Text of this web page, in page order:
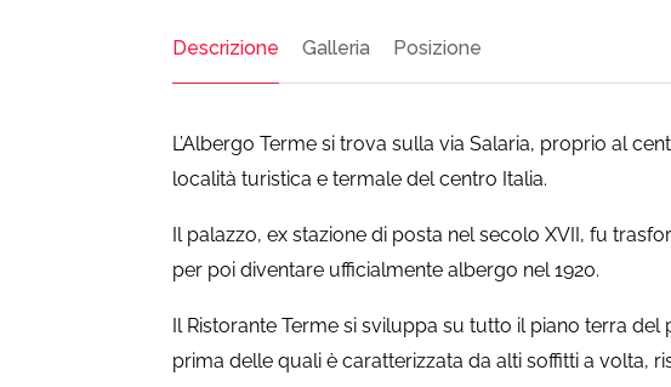
Descrizione Galleria Posizione
L’Albergo Terme si trova sulla via Salaria, proprio al
località turistica e termale del centro Italia.
Il palazzo, ex stazione di posta nel secolo XVII, fu
per poi diventare ufficialmente albergo nel 1920.
Il Ristorante Terme si sviluppa su tutto il piano terra
prima delle quali è caratterizzata da alti soffitti a volta,